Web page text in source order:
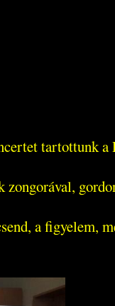
tartottunk
a figyelem,